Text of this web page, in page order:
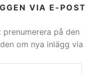
VIA E-POST
på den
om nya inlägg via